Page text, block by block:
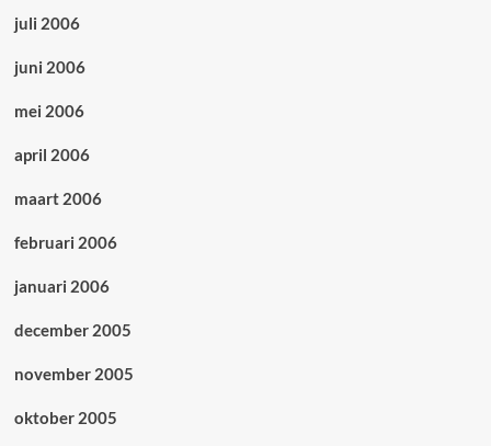
juli 2006
juni 2006
mei 2006
april 2006
maart 2006
februari 2006
januari 2006
december 2005
november 2005
oktober 2005